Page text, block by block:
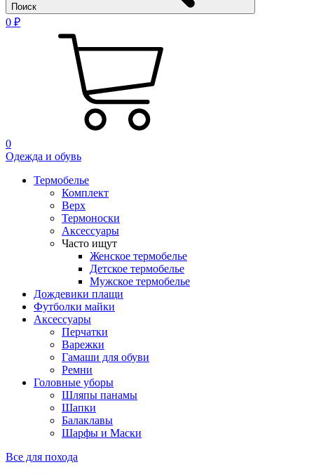
Поиск
0 ₽
0
Одежда и обувь
Термобелье
Комплект
Верх
Термоноски
Аксессуары
Часто ищут
Женское термобелье
Детское термобелье
Мужское термобелье
Дождевики плащи
Футболки майки
Аксессуары
Перчатки
Варежки
Гамаши для обуви
Ремни
Головные уборы
Шляпы панамы
Шапки
Балаклавы
Шарфы и Маски
Все для похода